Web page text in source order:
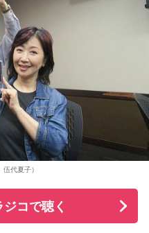
代夏子）
コで聴く